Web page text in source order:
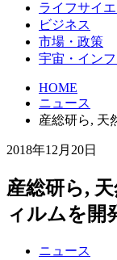
ライフサイ
ビジネス
市場・政策
宇宙・イン
HOME
ニュース
産総研ら, 天
2018年12月20日
産総研ら,
ィルムを開
ニュース